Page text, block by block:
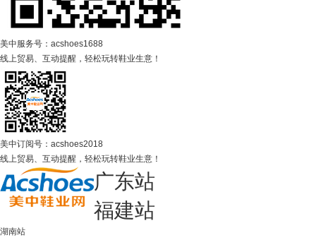
美中服务号：acshoes1688
线上贸易、互动提醒，轻松玩转鞋业生意！
美中订阅号：acshoes2018
线上贸易、互动提醒，轻松玩转鞋业生意！
广东站
福建站
湖南站